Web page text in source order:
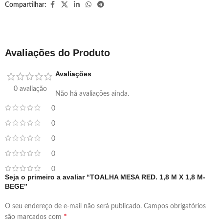
Compartilhar:
Avaliações do Produto
0 avaliação
0
0
0
0
0
Avaliações
Não há avaliações ainda.
Seja o primeiro a avaliar “TOALHA MESA RED. 1,8 M X 1,8 M-
BEGE”
O seu endereço de e-mail não será publicado. Campos obrigatórios
são marcados com *